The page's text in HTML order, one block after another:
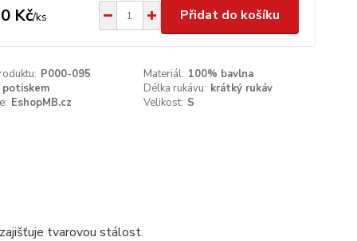
Kč/ks Přidat do košíku
P000-095 Materiál: 100% bavlna
potiskem
Délka rukávu: krátký rukáv
EshopMB.cz Velikost: S
tvarovou stálost.